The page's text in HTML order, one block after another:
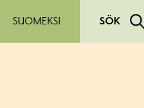
SUOMEKSI
SÖK